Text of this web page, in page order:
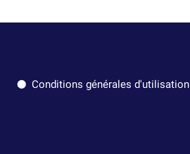
Conditions générales d'utilisation